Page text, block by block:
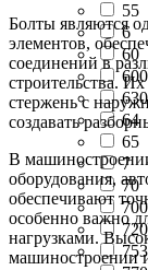
55
6
60
600
630
64
65
7
70
700
720
Болты являются
элементов,
соединений в
строительства.
стержень с
создавать
В
оборудования,
обеспечивают
особенно важно
нагрузками.
машиностроении